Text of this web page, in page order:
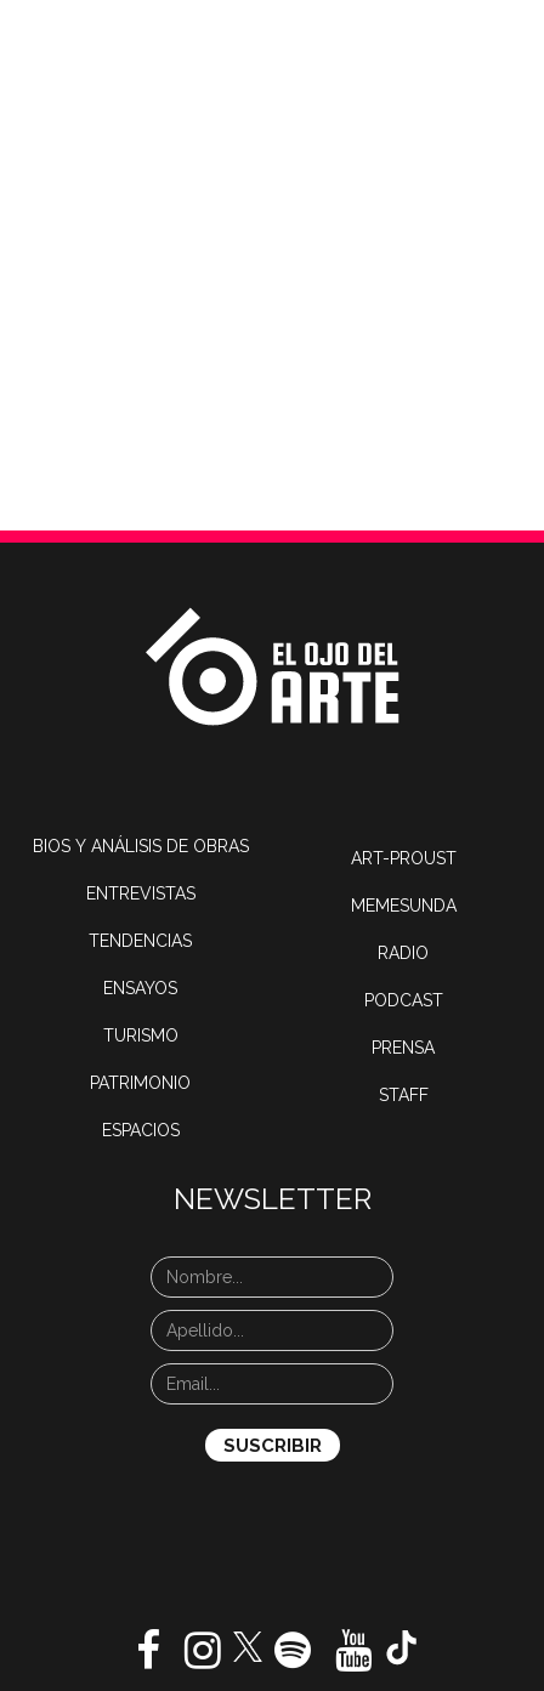
BIOS Y ANÁLISIS DE OBRAS
ENTREVISTAS
TENDENCIAS
ENSAYOS
TURISMO
PATRIMONIO
ESPACIOS
ART-PROUST
MEMESUNDA
RADIO
PODCAST
PRENSA
STAFF
NEWSLETTER